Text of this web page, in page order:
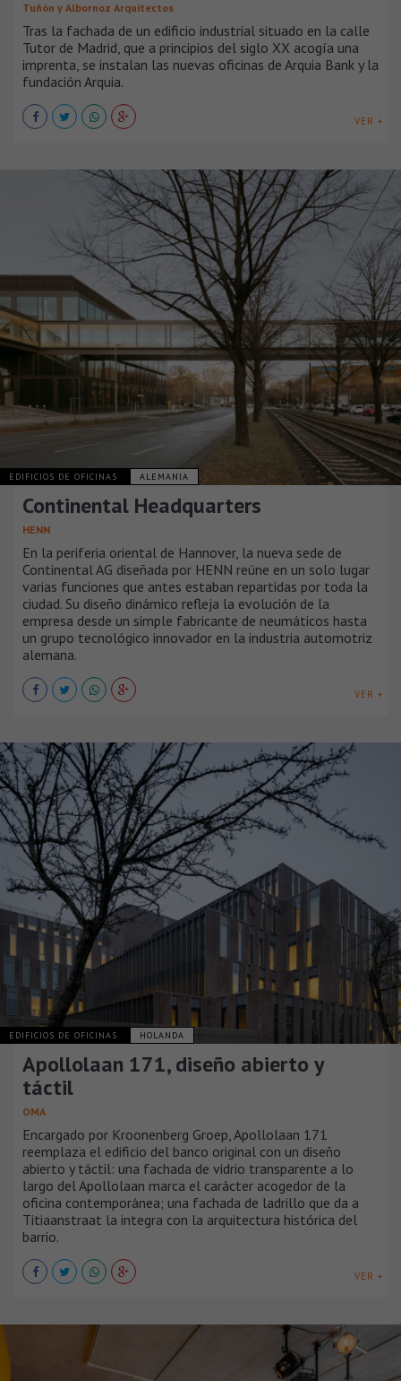
Tuñón y Albornoz Arquitectos
Tras la fachada de un edificio industrial situado en la calle
Tutor de Madrid, que a principios del siglo XX acogía una
imprenta, se instalan las nuevas oficinas de Arquia Bank y la
fundación Arquia.
VER +
EDIFICIOS DE OFICINAS ALEMANIA
Continental Headquarters
HENN
En la periferia oriental de Hannover, la nueva sede de
Continental AG diseñada por HENN reúne en un solo lugar
varias funciones que antes estaban repartidas por toda la
ciudad. Su diseño dinámico refleja la evolución de la
empresa desde un simple fabricante de neumáticos hasta
un grupo tecnológico innovador en la industria automotriz
alemana.
VER +
EDIFICIOS DE OFICINAS HOLANDA
Apollolaan 171, diseño abierto y
táctil
OMA
Encargado por Kroonenberg Groep, Apollolaan 171
reemplaza el edificio del banco original con un diseño
abierto y táctil: una fachada de vidrio transparente a lo
largo del Apollolaan marca el carácter acogedor de la
oficina contemporánea; una fachada de ladrillo que da a
Titiaanstraat la integra con la arquitectura histórica del
barrio.
VER +